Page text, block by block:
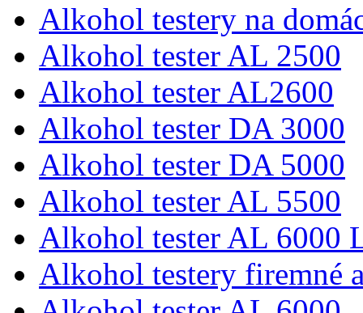
Alkohol testery na
Alkohol tester AL 2500
Alkohol tester AL2600
Alkohol tester DA 3000
Alkohol tester DA 5000
Alkohol tester AL 5500
Alkohol tester AL 6000
Alkohol testery firemné